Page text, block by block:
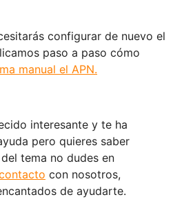
configurar de nuevo el
manual el APN.
interesante y te ha
pero quieres saber
tema no dudes en
con nosotros,
de ayudarte.